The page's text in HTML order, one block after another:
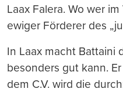
Laax Falera. Wo wer
ewiger Förderer des
In Laax macht Battaini
besonders gut kann.
dem C.V. wird die